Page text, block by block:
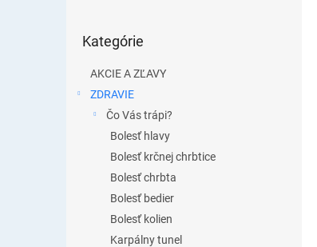
kategórie
Kategórie
AKCIE A ZĽAVY
ZDRAVIE
Čo Vás trápi?
Bolesť hlavy
Bolesť krčnej chrbtice
Bolesť chrbta
Bolesť bedier
Bolesť kolien
Karpálny tunel